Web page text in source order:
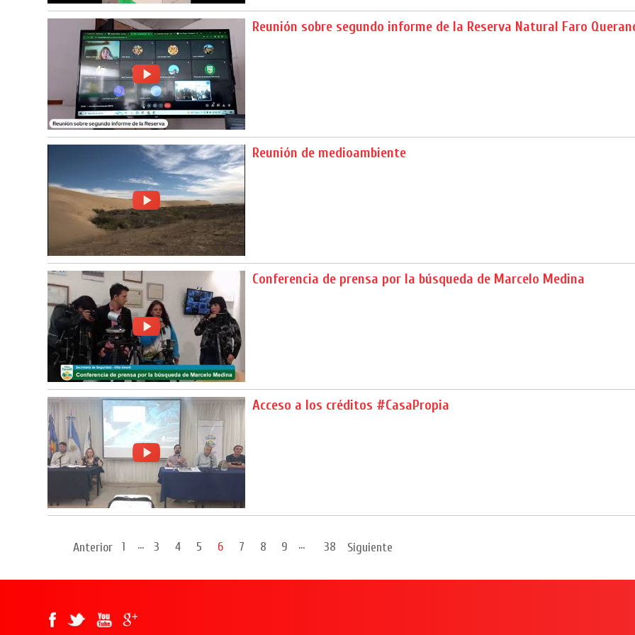
Reunión sobre segundo informe de la Reserva Natural Faro
Reunión de medioambiente
Conferencia de prensa por la búsqueda de Marcelo Medina
Acceso a los créditos #CasaPropia
Anterior 1 ... 3 4 5 6 7 8 9 ... 38 Siguiente